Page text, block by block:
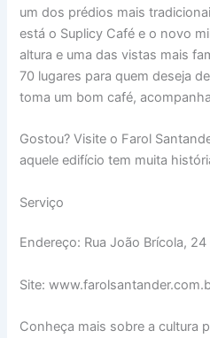
um dos prédios mais
está o Suplicy Café e o novo
altura e uma das vistas mais
70 lugares para quem deseja
toma um bom café,
Gostou? Visite o Farol
aquele edifício tem muita
Serviço
Endereço: Rua João Brícola, 24
Site:
Conheça mais sobre a cultura